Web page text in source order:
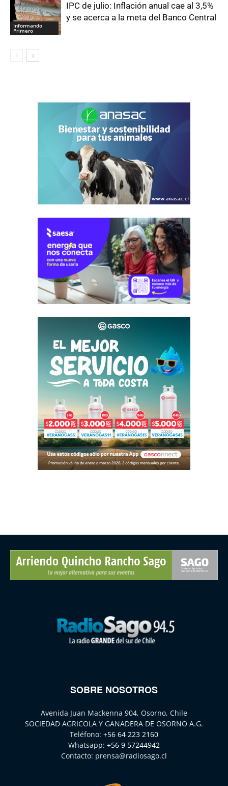
Informando
Primero
IPC de julio: Inflación anual cae al 3,5%
y se acerca a la meta del Banco Central
SOBRE NOSOTROS
Avenida Juan Mackenna 904, Osorno, Chile
SOCIEDAD AGRICOLA Y GANADERA DE OSORNO A.G.
Teléfono: +56 64 223 2160
Whatsapp: +56 9 57244942
Contacto: prensa@radiosago.cl